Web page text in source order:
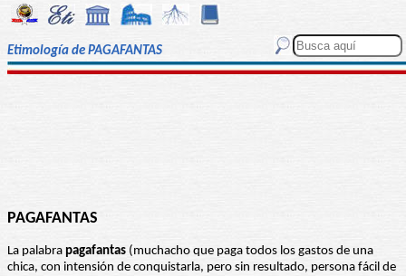
Etimología de PAGAFANTAS
PAGAFANTAS
La palabra pagafantas (muchacho que paga todos los gastos de una
chica, con intensión de conquistarla, pero sin resultado, persona fácil de